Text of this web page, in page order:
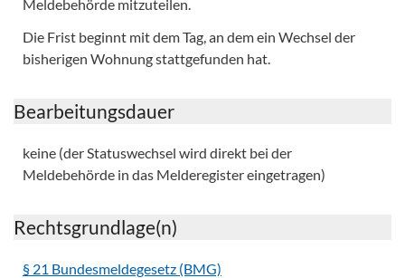
Meldebehörde mitzuteilen.
Die Frist beginnt mit dem Tag, an dem ein Wechsel der
bisherigen Wohnung stattgefunden hat.
Bearbeitungsdauer
keine (der Statuswechsel wird direkt bei der
Meldebehörde in das Melderegister eingetragen)
Rechtsgrundlage(n)
§ 21 Bundesmeldegesetz (BMG)